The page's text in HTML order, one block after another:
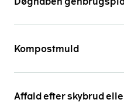
Kompostmuld
Affald efter skybrud